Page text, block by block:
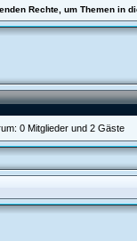
Rechte, um Themen in
0 Mitglieder und 2 Gäste